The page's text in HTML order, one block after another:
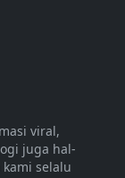
viral,
juga hal-
selalu